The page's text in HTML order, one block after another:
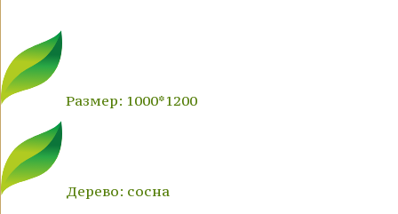
Размер: 1000*1200
Дерево: сосна